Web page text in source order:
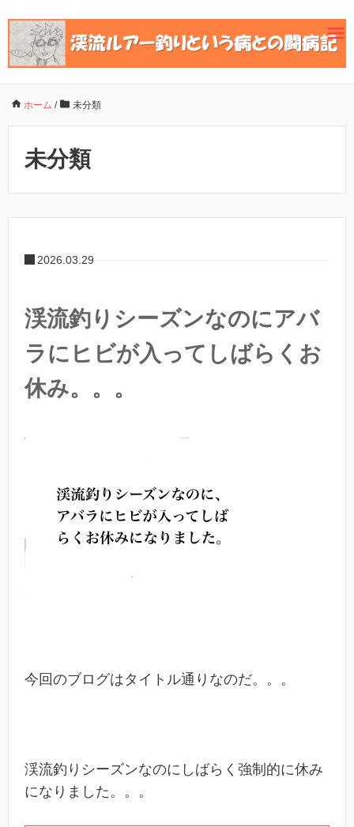
ホーム / 未分類
未分類
2026.03.29
渓流釣りシーズンなのにアバ
ラにヒビが入ってしばらくお
休み。。。
今回のブログはタイトル通りなのだ。。。
渓流釣りシーズンなのにしばらく強制的に休み
になりました。。。